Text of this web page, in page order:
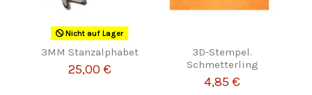
Nicht auf Lager
3MM Stanzalphabet
25,00 €
3D-Stempel.
Schmetterling
4,85 €